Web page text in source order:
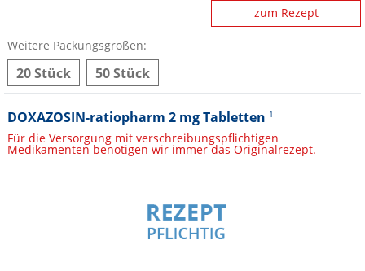
zum Rezept
Weitere Packungsgrößen:
20 Stück 50 Stück
DOXAZOSIN-ratiopharm 2 mg Tabletten 1
Für die Versorgung mit verschreibungspflichtigen
Medikamenten benötigen wir immer das Originalrezept.